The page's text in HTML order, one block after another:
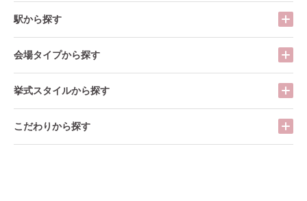
駅から探す
会場タイプから探す
挙式スタイルから探す
こだわりから探す